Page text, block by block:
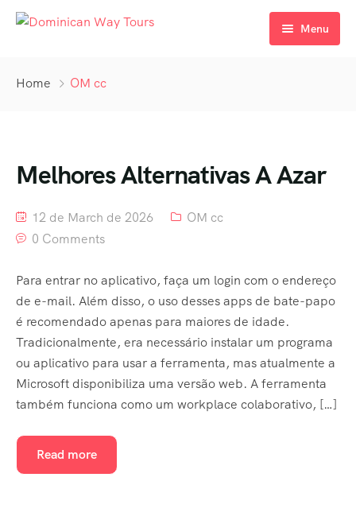
Menu
Activity
Activity – Hiking
Activity – Culture
Activity – Beaches
Activity – Family
Sale Off
Page
Home
Home 2
Home 4
Home 6
Home OM cc
Melhores Alternativas A Azar
12 de March de 2026
OM cc
0 Comments
Para entrar no aplicativo, faça um login com o endereço
de e-mail. Além disso, o uso desses apps de bate-papo
é recomendado apenas para maiores de idade.
Tradicionalmente, era necessário instalar um programa
ou aplicativo para usar a ferramenta, mas atualmente a
Microsoft disponibiliza uma versão web. A ferramenta
também funciona como um workplace colaborativo, […]
Read more